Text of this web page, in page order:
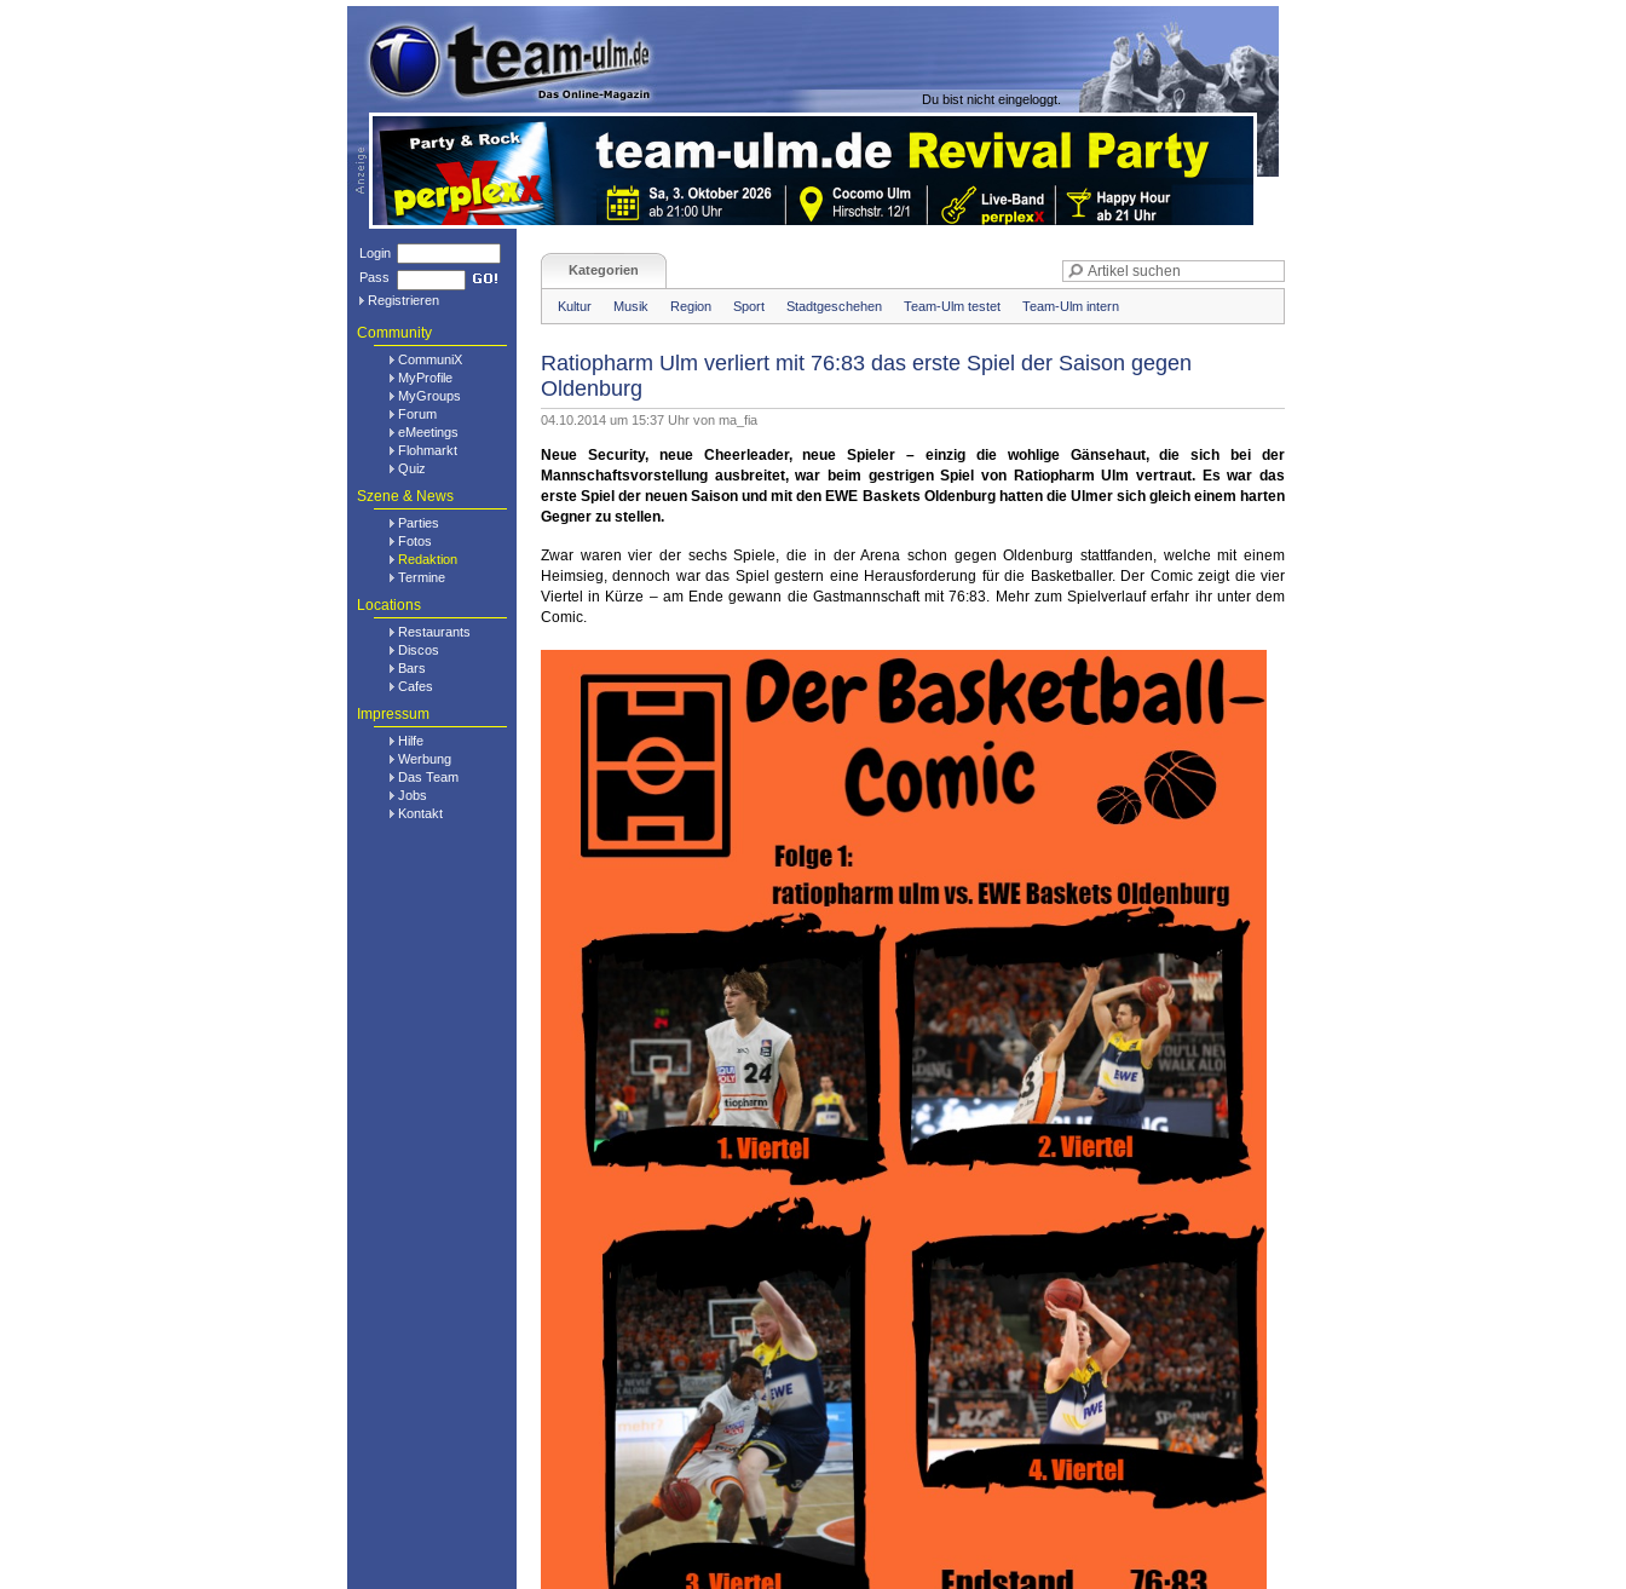
Du bist nicht eingeloggt.
Login
Pass
Registrieren
Community
CommuniX
MyProfile
MyGroups
Forum
eMeetings
Flohmarkt
Quiz
Szene & News
Parties
Fotos
Redaktion
Termine
Locations
Restaurants
Discos
Bars
Cafes
Impressum
Hilfe
Werbung
Das Team
Jobs
Kontakt
Kategorien
Kultur Musik Region Sport Stadtgeschehen Team-Ulm testet Team-Ulm intern
Ratiopharm Ulm verliert mit 76:83 das erste Spiel der Saison gegen
Oldenburg
04.10.2014 um 15:37 Uhr von ma_fia
Neue Security, neue Cheerleader, neue Spieler – einzig die wohlige Gänsehaut, die sich bei der
Mannschaftsvorstellung ausbreitet, war beim gestrigen Spiel von Ratiopharm Ulm vertraut. Es war das
erste Spiel der neuen Saison und mit den EWE Baskets Oldenburg hatten die Ulmer sich gleich einem harten
Gegner zu stellen.
Zwar waren vier der sechs Spiele, die in der Arena schon gegen Oldenburg stattfanden, welche mit einem
Heimsieg, dennoch war das Spiel gestern eine Herausforderung für die Basketballer. Der Comic zeigt die vier
Viertel in Kürze – am Ende gewann die Gastmannschaft mit 76:83. Mehr zum Spielverlauf erfahr ihr unter dem
Comic.